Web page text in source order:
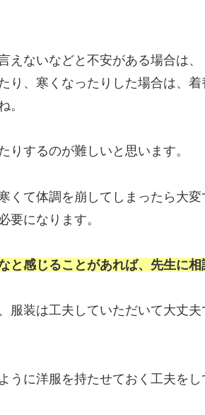
ないなどと不安がある場合は、
り、寒くなったりした場合は、
。
りするのが難しいと思います。
て体調を崩してしまったら大変
要になります。
感じることがあれば、先生に相
服装は工夫していただいて大丈夫
に洋服を持たせておく工夫をし